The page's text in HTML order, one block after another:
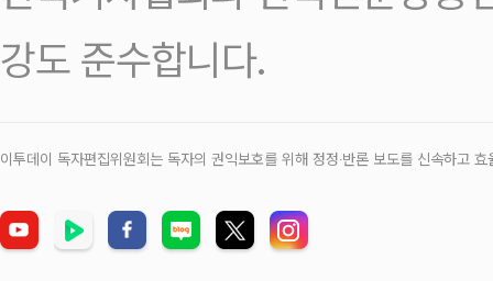
강도 준수합니다.
이투데이 독자편집위원회는 독자의 권익보호를 위해 정정‧반론 보도를 신속하고